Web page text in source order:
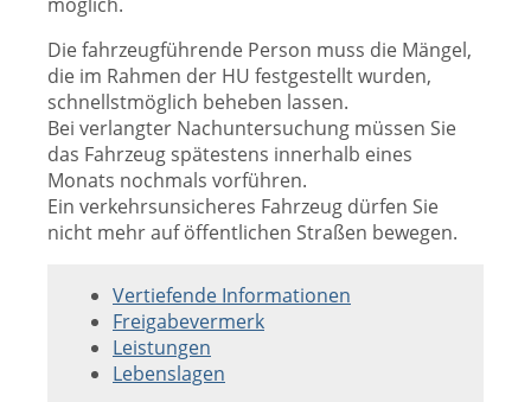
Die fahrzeugführende Person muss die Mängel,
die im Rahmen der HU festgestellt wurden,
schnellstmöglich beheben lassen.
Bei verlangter Nachuntersuchung müssen Sie
das Fahrzeug spätestens innerhalb eines
Monats nochmals vorführen.
Ein verkehrsunsicheres Fahrzeug dürfen Sie
nicht mehr auf öffentlichen Straßen bewegen.
Vertiefende Informationen
Freigabevermerk
Leistungen
Lebenslagen